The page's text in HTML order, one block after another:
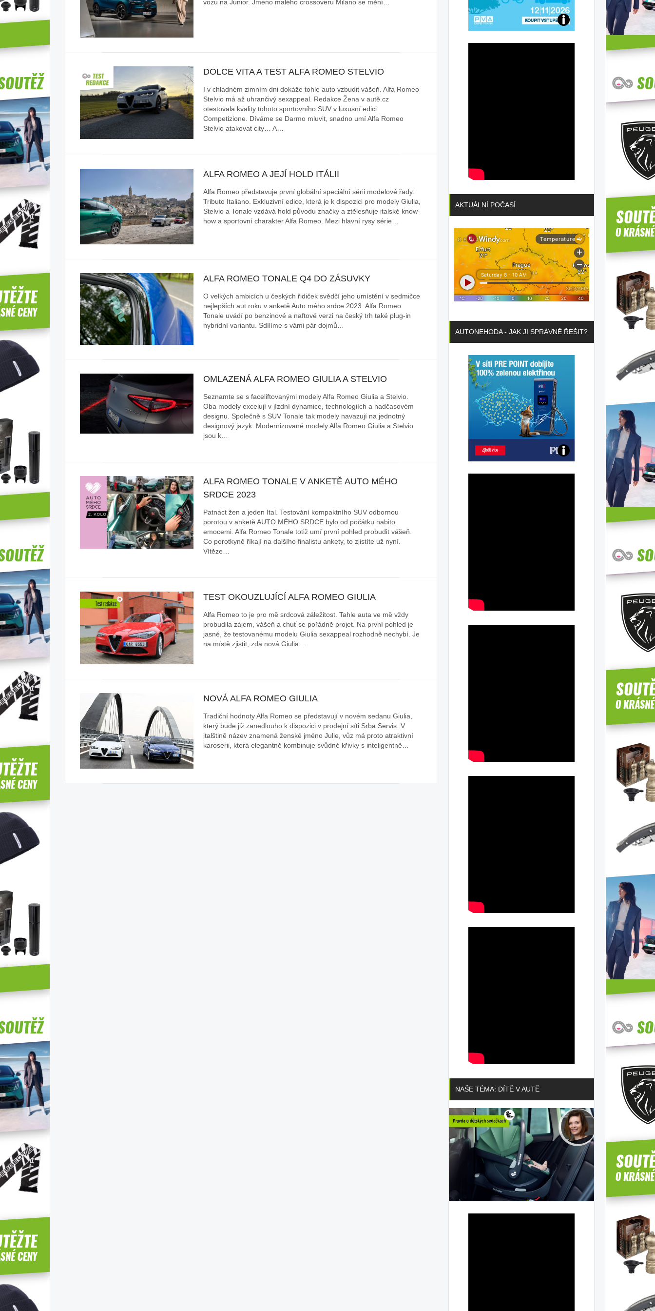
vozu na Junior. Jméno malého crossoveru Milano se mění…
DOLCE VITA A TEST ALFA ROMEO STELVIO
I v chladném zimním dni dokáže tohle auto vzbudit vášeň. Alfa Romeo
Stelvio má až uhrančivý sexappeal. Redakce Žena v autě.cz
otestovala kvality tohoto sportovního SUV v luxusní edici
Competizione. Díváme se Darmo mluvit, snadno umí Alfa Romeo
Stelvio atakovat city… A…
ALFA ROMEO A JEJÍ HOLD ITÁLII
Alfa Romeo představuje první globální speciální sérii modelové řady:
Tributo Italiano. Exkluzivní edice, která je k dispozici pro modely Giulia,
Stelvio a Tonale vzdává hold původu značky a ztělesňuje italské know-
how a sportovní charakter Alfa Romeo. Mezi hlavní rysy série…
ALFA ROMEO TONALE Q4 DO ZÁSUVKY
O velkých ambicích u českých řidiček svědčí jeho umístění v sedmičce
nejlepších aut roku v anketě Auto mého srdce 2023. Alfa Romeo
Tonale uvádí po benzinové a naftové verzi na český trh také plug-in
hybridní variantu. Sdílíme s vámi pár dojmů…
OMLAZENÁ ALFA ROMEO GIULIA A STELVIO
Seznamte se s faceliftovanými modely Alfa Romeo Giulia a Stelvio.
Oba modely excelují v jízdní dynamice, technologiích a nadčasovém
designu. Společně s SUV Tonale tak modely navazují na jednotný
designový jazyk. Modernizované modely Alfa Romeo Giulia a Stelvio
jsou k…
ALFA ROMEO TONALE V ANKETĚ AUTO MÉHO
SRDCE 2023
Patnáct žen a jeden Ital. Testování kompaktního SUV odbornou
porotou v anketě AUTO MÉHO SRDCE bylo od počátku nabito
emocemi. Alfa Romeo Tonale totiž umí první pohled probudit vášeň.
Co porotkyně říkají na dalšího finalistu ankety, to zjistíte už nyní.
Vítěze…
TEST OKOUZLUJÍCÍ ALFA ROMEO GIULIA
Alfa Romeo to je pro mě srdcová záležitost. Tahle auta ve mě vždy
probudila zájem, vášeň a chuť se pořádně projet. Na první pohled je
jasné, že testovanému modelu Giulia sexappeal rozhodně nechybí. Je
na místě zjistit, zda nová Giulia…
NOVÁ ALFA ROMEO GIULIA
Tradiční hodnoty Alfa Romeo se představují v novém sedanu Giulia,
který bude již zanedlouho k dispozici v prodejní síti Srba Servis. V
italštině název znamená ženské jméno Julie, vůz má proto atraktivní
karoserii, která elegantně kombinuje svůdné křivky s inteligentně…
Přijďte
AKTUÁLNÍ POČASÍ
AUTONEHODA - JAK JI SPRÁVNĚ ŘEŠIT?
Poznejte
NAŠE TÉMA: DÍTĚ V AUTĚ